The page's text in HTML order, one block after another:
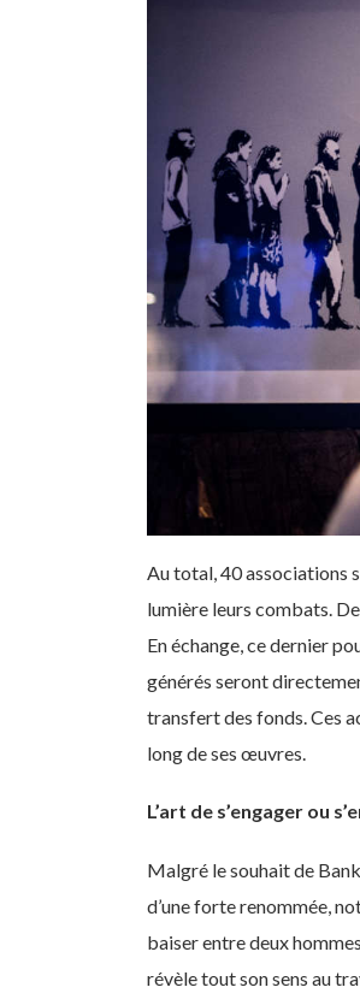
Au total, 40 associations
lumière leurs combats.
En échange, ce dernier
générés seront
transfert des fonds. Ces
long de ses œuvres.
L’art de s’engager ou
Malgré le souhait de
d’une forte renommée,
baiser entre deux
révèle tout son sens au